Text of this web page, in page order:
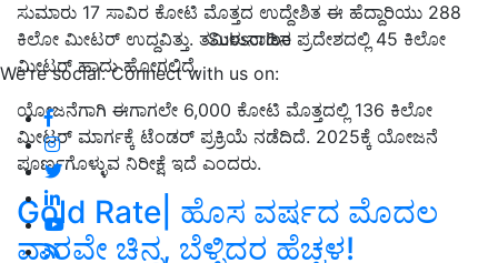
Subscribe
We're social. Connect with us on:
ಸುಮಾರು 17 ಸಾವಿರ ಕೋಟಿ ಮೊತ್ತದ ಉದ್ದೇಶಿತ ಈ ಹೆದ್ದಾರಿಯು 288
ಕಿಲೋ ಮೀಟರ್ ಉದ್ದವಿತ್ತು. ತಮಿಳುನಾಡಿನ ಪ್ರದೇಶದಲ್ಲಿ 45 ಕಿಲೋ
ಮೀಟರ್‌ ಹಾದು ಹೋಗಲಿದೆ.
ಯೋಜನೆಗಾಗಿ ಈಗಾಗಲೇ 6,000 ಕೋಟಿ ಮೊತ್ತದಲ್ಲಿ 136 ಕಿಲೋ
ಮೀಟರ್‌ ಮಾರ್ಗಕ್ಕೆ ಟೆಂಡರ್ ಪ್ರಕ್ರಿಯೆ ನಡೆದಿದೆ. 2025ಕ್ಕೆ ಯೋಜನೆ
ಪೂರ್ಣಗೊಳ್ಳುವ ನಿರೀಕ್ಷೆ ಇದೆ ಎಂದರು.
Gold Rate| ಹೊಸ ವರ್ಷದ ಮೊದಲ
ವಾರವೇ ಚಿನ್ನ, ಬೆಳ್ಳಿದರ ಹೆಚ್ಚಳ!